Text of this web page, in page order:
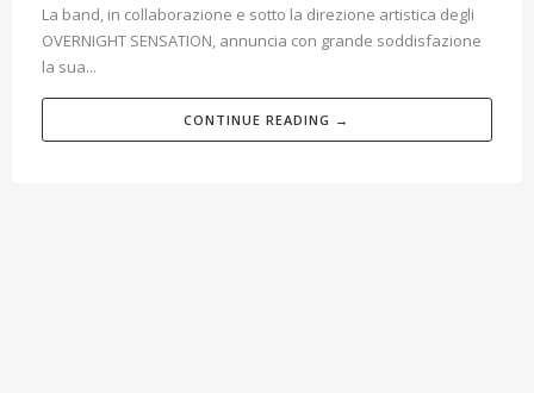
La band, in collaborazione e sotto la direzione artistica degli
OVERNIGHT SENSATION, annuncia con grande soddisfazione
la sua...
CONTINUE READING →